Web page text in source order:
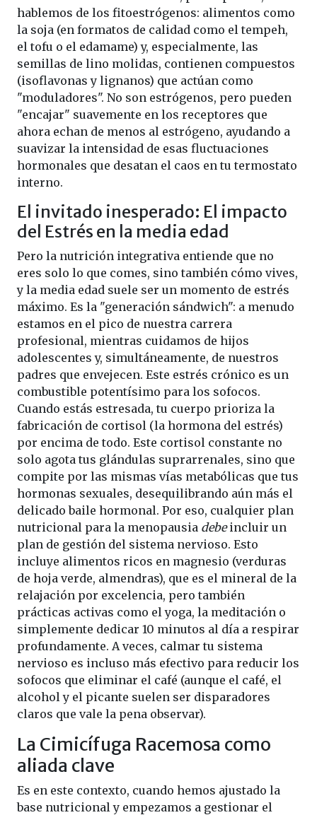
hablemos de los fitoestrógenos: alimentos como
la soja (en formatos de calidad como el tempeh,
el tofu o el edamame) y, especialmente, las
semillas de lino molidas, contienen compuestos
(isoflavonas y lignanos) que actúan como
"moduladores". No son estrógenos, pero pueden
"encajar" suavemente en los receptores que
ahora echan de menos al estrógeno, ayudando a
suavizar la intensidad de esas fluctuaciones
hormonales que desatan el caos en tu termostato
interno.
El invitado inesperado: El impacto
del Estrés en la media edad
Pero la nutrición integrativa entiende que no
eres solo lo que comes, sino también cómo vives,
y la media edad suele ser un momento de estrés
máximo. Es la "generación sándwich": a menudo
estamos en el pico de nuestra carrera
profesional, mientras cuidamos de hijos
adolescentes y, simultáneamente, de nuestros
padres que envejecen. Este estrés crónico es un
combustible potentísimo para los sofocos.
Cuando estás estresada, tu cuerpo prioriza la
fabricación de cortisol (la hormona del estrés)
por encima de todo. Este cortisol constante no
solo agota tus glándulas suprarrenales, sino que
compite por las mismas vías metabólicas que tus
hormonas sexuales, desequilibrando aún más el
delicado baile hormonal. Por eso, cualquier plan
nutricional para la menopausia debeincluir un
plan de gestión del sistema nervioso. Esto
incluye alimentos ricos en magnesio (verduras
de hoja verde, almendras), que es el mineral de la
relajación por excelencia, pero también
prácticas activas como el yoga, la meditación o
simplemente dedicar 10 minutos al día a respirar
profundamente. A veces, calmar tu sistema
nervioso es incluso más efectivo para reducir los
sofocos que eliminar el café (aunque el café, el
alcohol y el picante suelen ser disparadores
claros que vale la pena observar).
La Cimicífuga Racemosa como
aliada clave
Es en este contexto, cuando hemos ajustado la
base nutricional y empezamos a gestionar el